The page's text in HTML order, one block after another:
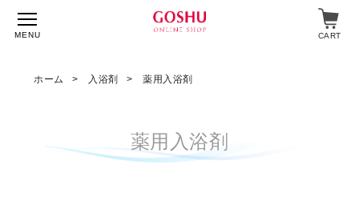
MENU CART
ホーム 入浴剤 薬用入浴剤
薬用入浴剤